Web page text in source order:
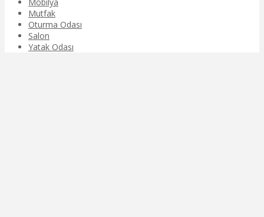
Mobilya
Mutfak
Oturma Odası
Salon
Yatak Odası